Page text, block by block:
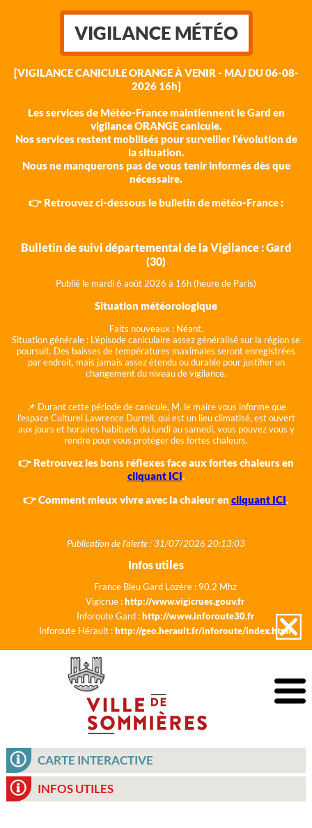
VIGILANCE MÉTÉO
[VIGILANCE CANICULE ORANGE À VENIR - MAJ DU 06-08-
2026 16h]
Les services de Météo-France maintiennent le Gard en
vigilance ORANGE canicule.
Nos services restent mobilisés pour surveiller l'évolution de
la situation.
Nous ne manquerons pas de vous tenir informés dès que
nécessaire.
👉 Retrouvez ci-dessous le bulletin de météo-France :
Bulletin de suivi départemental de la Vigilance : Gard
(30)
Publié le mardi 6 août 2026 à 16h (heure de Paris)
Situation météorologique
Faits nouveaux : Néant.
Situation générale : L'épisode caniculaire assez généralisé sur la région se
poursuit. Des baisses de températures maximales seront enregistrées
par endroit, mais jamais assez étendu ou durable pour justifier un
changement du niveau de vigilance.
📌 Durant cette période de canicule, M. le maire vous informe que
l'espace Culturel Lawrence Durrell, qui est un lieu climatisé, est ouvert
aux jours et horaires habituels du lundi au samedi, vous pouvez vous y
rendre pour vous protéger des fortes chaleurs.
👉 Retrouvez les bons réflexes face aux fortes chaleurs en
cliquant ICI.
👉 Comment mieux vivre avec la chaleur en cliquant ICI.
Publication de l'alerte : 31/07/2026 20:13:03
Infos utiles
France Bleu Gard Lozère : 90.2 Mhz
Vigicrue :http://www.vigicrues.gouv.fr
Inforoute Gard :http://www.inforoute30.fr
Inforoute Hérault :http://geo.herault.fr/inforoute/index.html
CARTE INTERACTIVE
INFOS UTILES